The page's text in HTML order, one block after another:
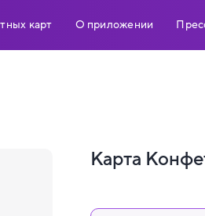
карт О приложении
Карта